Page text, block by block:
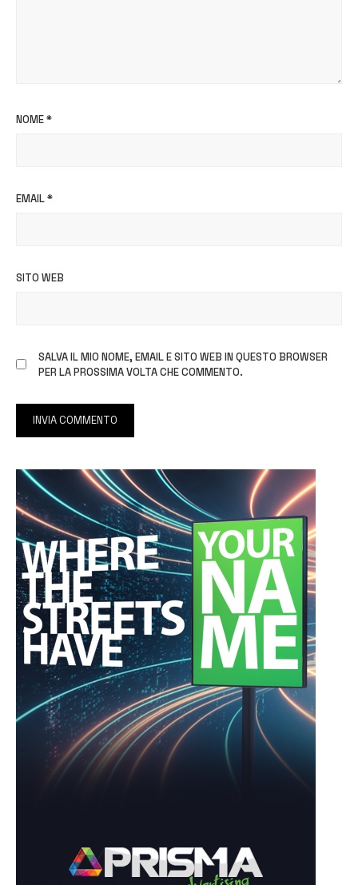
NOME*
EMAIL*
SITO WEB
SALVA IL MIO NOME, EMAIL E SITO WEB IN QUESTO BROWSER
PER LA PROSSIMA VOLTA CHE COMMENTO.